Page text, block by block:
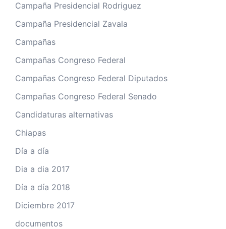
Campaña Presidencial Rodriguez
Campaña Presidencial Zavala
Campañas
Campañas Congreso Federal
Campañas Congreso Federal Diputados
Campañas Congreso Federal Senado
Candidaturas alternativas
Chiapas
Día a día
Dia a dia 2017
Día a día 2018
Diciembre 2017
documentos